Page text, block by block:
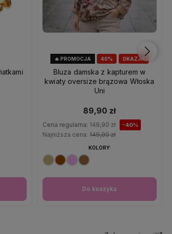
40% OKAZJA
🔥 PROMOCJA
Bluza damska z kapturem w
kwiaty oversize brązowa Włoska
Uni
89,90 zł
Cena regularna: 149,90 zł -40%
Najniższa cena: 149,90 zł
Do koszyka
KOLORY: